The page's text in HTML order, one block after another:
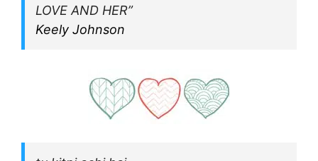
LOVE AND HER”
Keely Johnson